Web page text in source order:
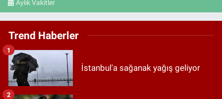
Aylık Vakitler
Trend Haberler
İstanbul'a sağanak yağış geliyor
1
2